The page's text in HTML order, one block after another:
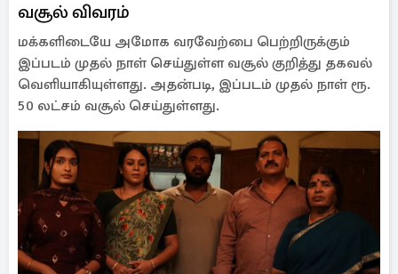
வசூல் விவரம்
மக்களிடையே அமோக வரவேற்பை பெற்றிருக்கும்
இப்படம் முதல் நாள் செய்துள்ள வசூல் குறித்து தகவல்
வெளியாகியுள்ளது. அதன்படி, இப்படம் முதல் நாள் ரூ.
50 லட்சம் வசூல் செய்துள்ளது.